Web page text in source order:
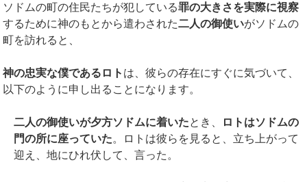
ソドムの町の住民たちが犯している罪の大きさを実際に視察
するために神のもとから遣わされた二人の御使いがソドムの
町を訪れると、
神の忠実な僕であるロト は、彼らの存在にすぐに気づいて、
以下のように申し出ることになります。
二人の御使いが夕方ソドムに着いたとき、
ロトはソドムの
門の所に座っていた。ロトは彼らを見ると、立ち上がって
迎え、地にひれ伏して、言った。